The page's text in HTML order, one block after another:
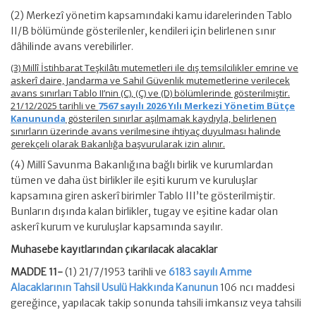
(2) Merkezî yönetim kapsamındaki kamu idarelerinden Tablo
II/B bölümünde gösterilenler, kendileri için belirlenen sınır
dâhilinde avans verebilirler.
(3) Millî İstihbarat Teşkilâtı mutemetleri ile dış temsilcilikler emrine ve
askerî daire, Jandarma ve Sahil Güvenlik mutemetlerine verilecek
avans sınırları Tablo II’nin (C), (Ç) ve (D) bölümlerinde gösterilmiştir.
21/12/2025 tarihli ve 7567 sayılı 2026 Yılı Merkezi Yönetim Bütçe
Kanununda gösterilen sınırlar aşılmamak kaydıyla, belirlenen
sınırların üzerinde avans verilmesine ihtiyaç duyulması halinde
gerekçeli olarak Bakanlığa başvurularak izin alınır.
(4) Millî Savunma Bakanlığına bağlı birlik ve kurumlardan
tümen ve daha üst birlikler ile eşiti kurum ve kuruluşlar
kapsamına giren askerî birimler Tablo III’te gösterilmiştir.
Bunların dışında kalan birlikler, tugay ve eşitine kadar olan
askerî kurum ve kuruluşlar kapsamında sayılır.
Muhasebe kayıtlarından çıkarılacak alacaklar
MADDE 11-(1) 21/7/1953 tarihli ve 6183 sayılı Amme
Alacaklarının Tahsil Usulü Hakkında Kanunun 106 ncı maddesi
gereğince, yapılacak takip sonunda tahsili imkansız veya tahsili